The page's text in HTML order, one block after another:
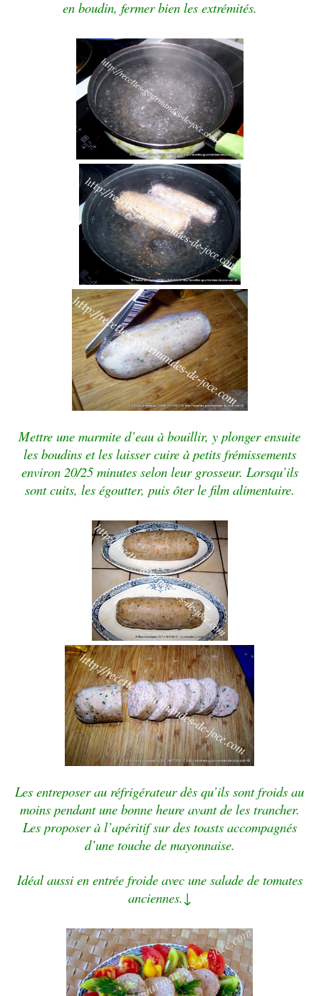
en boudin, fermer bien les extrémités.
Mettre une marmite d’eau à bouillir, y plonger ensuite
les boudins et les laisser cuire à petits frémissements
environ 20/25 minutes selon leur grosseur. Lorsqu’ils
sont cuits, les égoutter, puis ôter le film alimentaire.
Les entreposer au réfrigérateur dès qu’ils sont froids au
moins pendant une bonne heure avant de les trancher.
Les proposer à l’apéritif sur des toasts accompagnés
d’une touche de mayonnaise.
Idéal aussi en entrée froide avec une salade de tomates
anciennes.↓